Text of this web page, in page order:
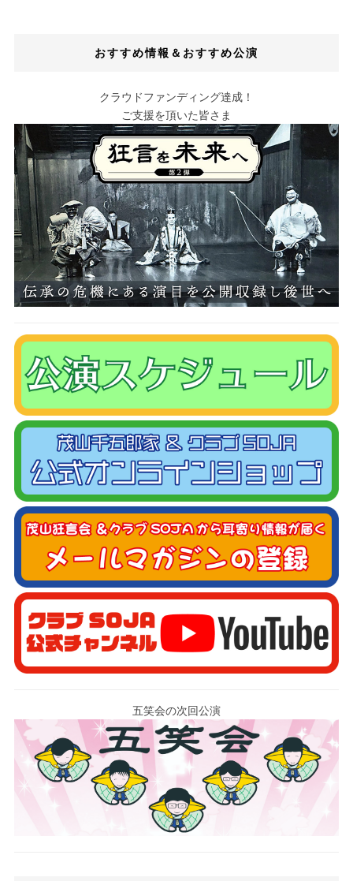
おすすめ情報＆おすすめ公演
クラウドファンディング達成！
ご支援を頂いた皆さま
五笑会の次回公演